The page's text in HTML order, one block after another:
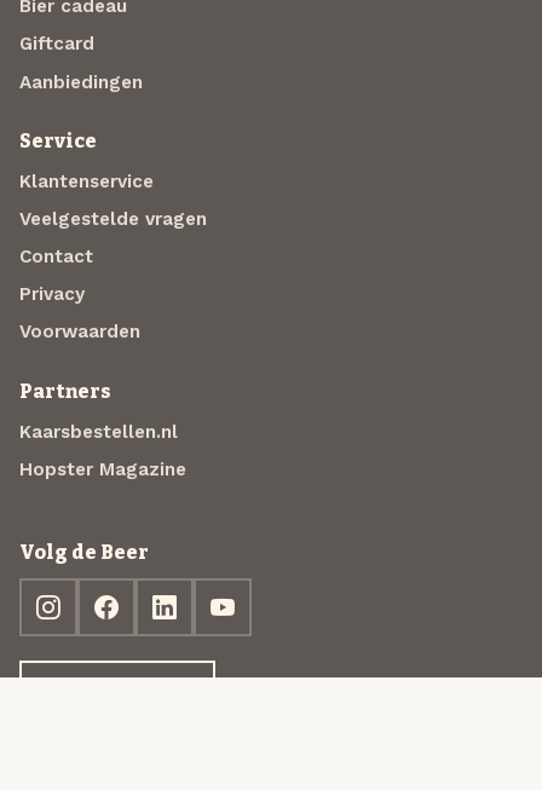
Bier cadeau
Giftcard
Aanbiedingen
Service
Klantenservice
Veelgestelde vragen
Contact
Privacy
Voorwaarden
Partners
Kaarsbestellen.nl
Hopster Magazine
Volg de Beer